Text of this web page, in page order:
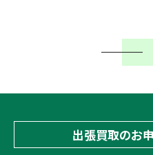
出張買取のお